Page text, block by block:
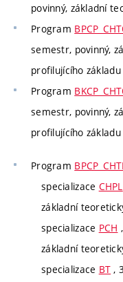
povinný, základní
Program
semestr, povinný,
profilujícího základu
Program
semestr, povinný,
profilujícího základu
Program
specializace CHPL
základní
specializace PCH
základní
specializace BT ,